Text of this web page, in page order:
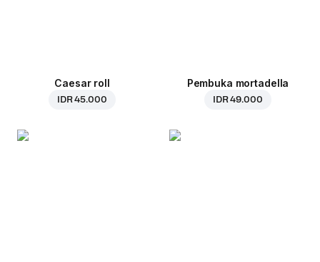
Caesar roll
IDR 45.000
Pembuka mortadella
IDR 49.000